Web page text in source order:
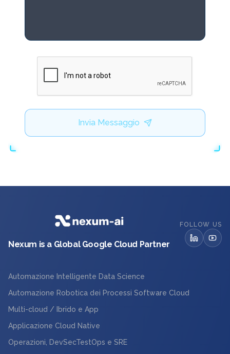
Invia Messaggio
Nexum is a Global Google Cloud Partner
FOLLOW US
Automazione Intelligente Data Science
Automazione Robotica dei Processi Software Cloud
Multi-cloud / Ibrido e App
Applicazione Cloud Native
Operazioni, DevSecTestOps e SRE